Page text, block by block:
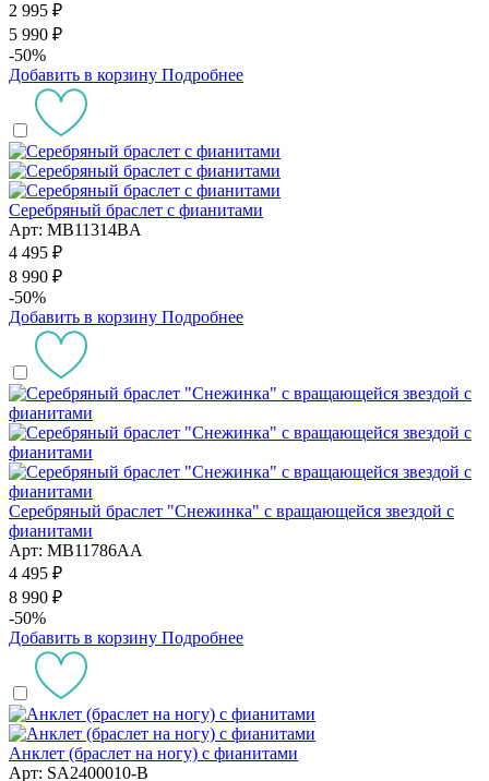
2 995 ₽
5 990 ₽
-50%
Добавить в корзину Подробнее
Серебряный браслет с фианитами
Арт: MB11314BA
4 495 ₽
8 990 ₽
-50%
Добавить в корзину Подробнее
Серебряный браслет "Снежинка" с вращающейся звездой с
фианитами
Арт: MB11786AA
4 495 ₽
8 990 ₽
-50%
Добавить в корзину Подробнее
Анклет (браслет на ногу) с фианитами
Арт: SA2400010-B